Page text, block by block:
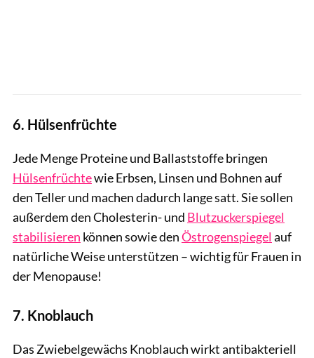
6. Hülsenfrüchte
Jede Menge Proteine und Ballaststoffe bringen
Hülsenfrüchtewie Erbsen, Linsen und Bohnen auf
den Teller und machen dadurch lange satt. Sie sollen
außerdem den Cholesterin- und Blutzuckerspiegel
stabilisieren können sowie denÖstrogenspiegel auf
natürliche Weise unterstützen – wichtig für Frauen in
der Menopause!
7. Knoblauch
Das Zwiebelgewächs Knoblauch wirkt antibakteriell